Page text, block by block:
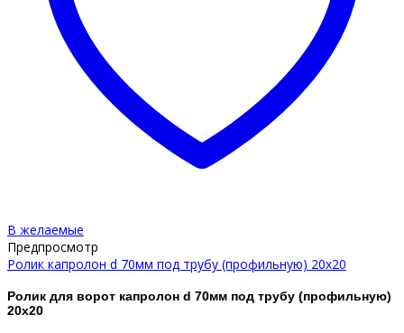
В желаемые
Предпросмотр
Ролик капролон d 70мм под трубу (профильную) 20х20
Ролик для ворот капролон d 70мм под трубу (профильную)
20х20